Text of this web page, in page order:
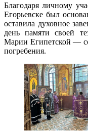
Благодаря личному
Егорьевске был
оставила духовное
день памяти своей
Марии Египетской —
погребения.